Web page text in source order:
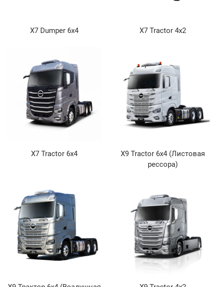
X7 Dumper 6x4 X7 Tractor 4x2
X7 Tractor 6x4
X9 Tractor 6x4 (Листовая
рессора)